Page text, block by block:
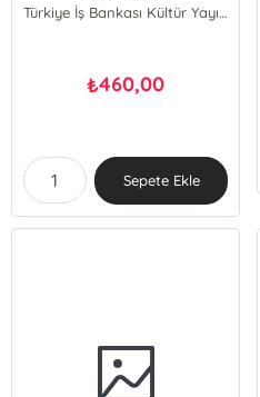
Türkiye İş Bankası Kültür Yayınları
₺460,00
Sepete Ekle